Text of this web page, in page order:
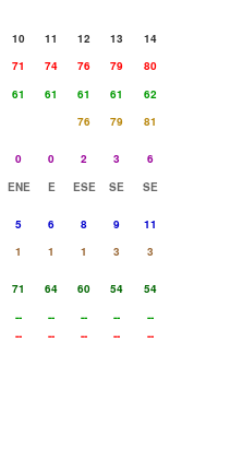
10 11 12 13
14
71 74 76 79
80
61 61 61 61
62
76 79
81
0 0 2 3
6
ENE E ESE SE
SE
5 6 8 9
11
1 1 1 3
3
71 64 60 54
54
-- -- -- --
--
-- -- -- -- --